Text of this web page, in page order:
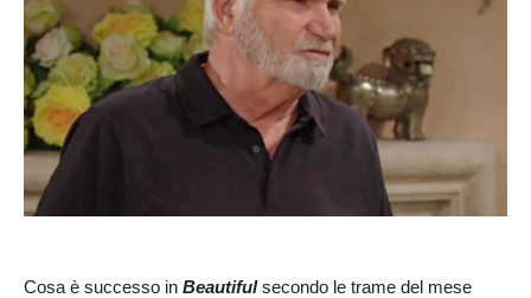
Cosa è successo in Beautiful secondo le trame del mese